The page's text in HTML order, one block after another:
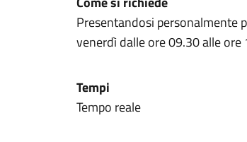
Presentandosi personalmente
venerdì dalle ore 09.30 alle
Tempi
Tempo reale